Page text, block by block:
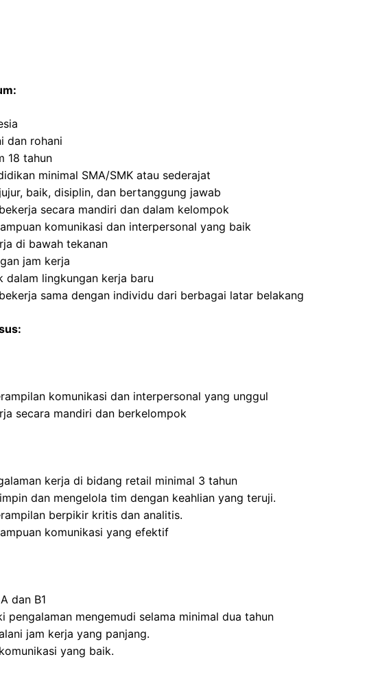
dan rohani
18 tahun
minimal SMA/SMK atau sederajat
baik, disiplin, dan bertanggung jawab
secara mandiri dan dalam kelompok
komunikasi dan interpersonal yang baik
di bawah tekanan
jam kerja
dalam lingkungan kerja baru
sama dengan individu dari berbagai latar belakang
komunikasi dan interpersonal yang unggul
secara mandiri dan berkelompok
kerja di bidang retail minimal 3 tahun
dan mengelola tim dengan keahlian yang teruji.
berpikir kritis dan analitis.
komunikasi yang efektif
dan B1
pengalaman mengemudi selama minimal dua tahun
jam kerja yang panjang.
yang baik.